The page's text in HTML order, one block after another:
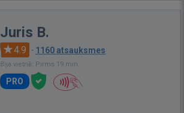
Juris B.
4.9 · 1160 atsauksmes
Bija vietnē: Pirms 19 min.
PRO